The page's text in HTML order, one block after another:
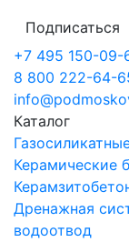
Подписаться
+7 495 150-09-
8 800 222-64-
Каталог
Керамические
Дренажная
водоотвод